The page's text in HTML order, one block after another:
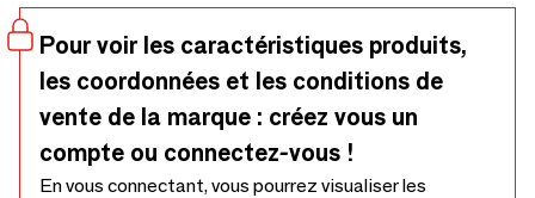
contemporaine et chaleureuse. Son nom, Aria, évoque le
dossier en rotin léger et respirant de la chaise. - 515 x 570 x
795
Pour voir les caractéristiques produits,
les coordonnées et les conditions de
vente de la marque : créez vous un
compte ou connectez-vous !
En vous connectant, vous pourrez visualiser les